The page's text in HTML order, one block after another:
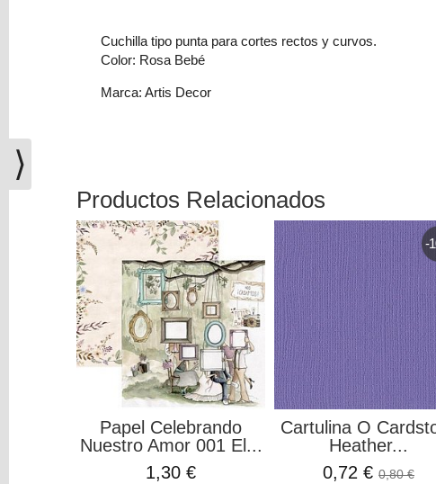
Carrito
compra
está
vacío
Redes
Sociales
Instagram
Facebook
Cuchilla tipo punta para cortes rectos y curvos.
Color: Rosa Bebé
Marca: Artis Decor
Productos Relacionados
Papel Celebrando
Nuestro Amor 001 El...
1,30 €
-
Cartulina O
Heather...
0,72 €0,80 €
⟩